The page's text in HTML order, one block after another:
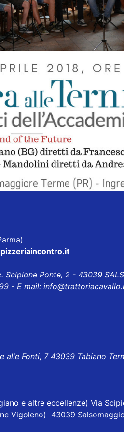
Scipione Ponte, 2 - 43039
- E mail:
alle Fonti, 7 43039 Tabiano
e altre eccellenze) Via
Vigoleno) 43039